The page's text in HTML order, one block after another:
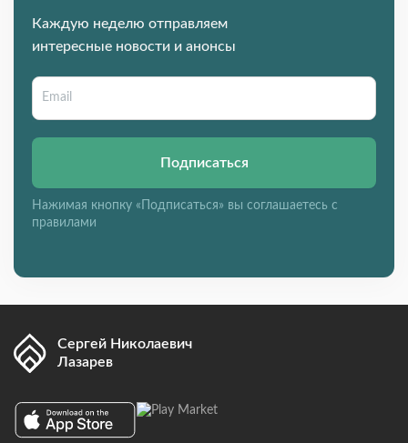
Каждую неделю отправляем
интересные новости и анонсы
Подписаться
Нажимая кнопку «Подписаться» вы соглашаетесь с
правилами
Сергей Николаевич
Лазарев